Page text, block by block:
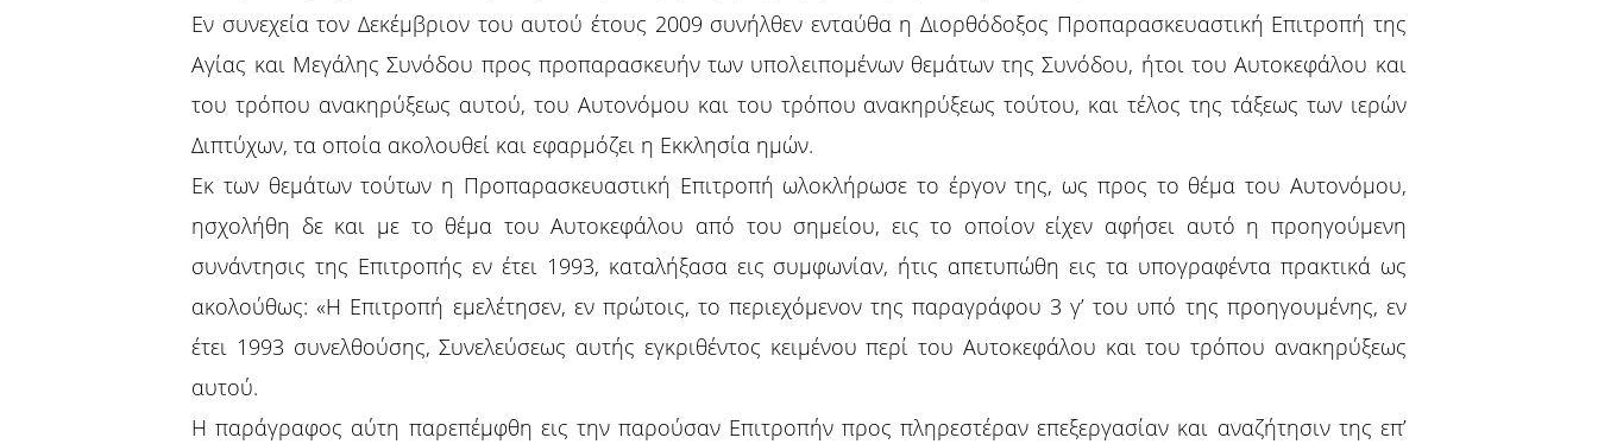
Εν συνεχεία τον Δεκέμβριον του αυτού έτους 2009 συνήλθεν ενταύθα η Διορθόδοξος Προπαρασκευαστική Επιτροπή της
Αγίας και Μεγάλης Συνόδου προς προπαρασκευήν των υπολειπομένων θεμάτων της Συνόδου, ήτοι του Αυτοκεφάλου και
του τρόπου ανακηρύξεως αυτού, του Αυτονόμου και του τρόπου ανακηρύξεως τούτου, και τέλος της τάξεως των ιερών
Διπτύχων, τα οποία ακολουθεί και εφαρμόζει η Εκκλησία ημών.
Εκ των θεμάτων τούτων η Προπαρασκευαστική Επιτροπή ωλοκλήρωσε το έργον της, ως προς το θέμα του Αυτονόμου,
ησχολήθη δε και με το θέμα του Αυτοκεφάλου από του σημείου, εις το οποίον είχεν αφήσει αυτό η προηγούμενη
συνάντησις της Επιτροπής εν έτει 1993, καταλήξασα εις συμφωνίαν, ήτις απετυπώθη εις τα υπογραφέντα πρακτικά ως
ακολούθως: «Η Επιτροπή εμελέτησεν, εν πρώτοις, το περιεχόμενον της παραγράφου 3 γ’ του υπό της προηγουμένης, εν
έτει 1993 συνελθούσης, Συνελεύσεως αυτής εγκριθέντος κειμένου περί του Αυτοκεφάλου και του τρόπου ανακηρύξεως
αυτού.
Η παράγραφος αύτη παρεπέμφθη εις την παρούσαν Επιτροπήν προς πληρεστέραν επεξεργασίαν και αναζήτησιν της επ’